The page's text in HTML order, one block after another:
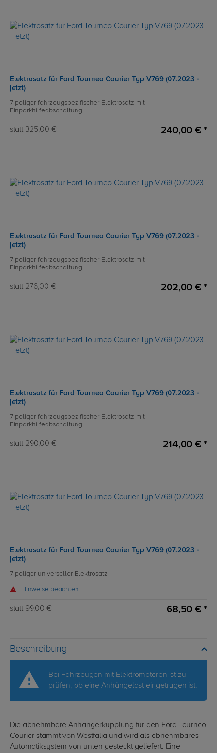
Elektrosatz für Ford Tourneo Courier Typ V769 (07.2023 -
jetzt)
7-poliger fahrzeugspezifischer Elektrosatz mit
Einparkhilfeabschaltung
statt 325,00 € 240,00 € *
Elektrosatz für Ford Tourneo Courier Typ V769 (07.2023 -
jetzt)
7-poliger fahrzeugspezifischer Elektrosatz mit
Einparkhilfeabschaltung
statt 276,00 € 202,00 € *
Elektrosatz für Ford Tourneo Courier Typ V769 (07.2023 -
jetzt)
7-poliger fahrzeugspezifischer Elektrosatz mit
Einparkhilfeabschaltung
statt 290,00 € 214,00 € *
Elektrosatz für Ford Tourneo Courier Typ V769 (07.2023 -
jetzt)
7-poliger universeller Elektrosatz
Hinweise beachten
statt 99,00 € 68,50 € *
Beschreibung
Bei Fahrzeugen mit Elektromotoren ist zu
prüfen, ob eine Anhängelast eingetragen ist.
Die abnehmbare Anhängerkupplung für den Ford Tourneo
Courier stammt von Westfalia und wird als abnehmbares
Automatiksystem von unten gesteckt geliefert. Eine